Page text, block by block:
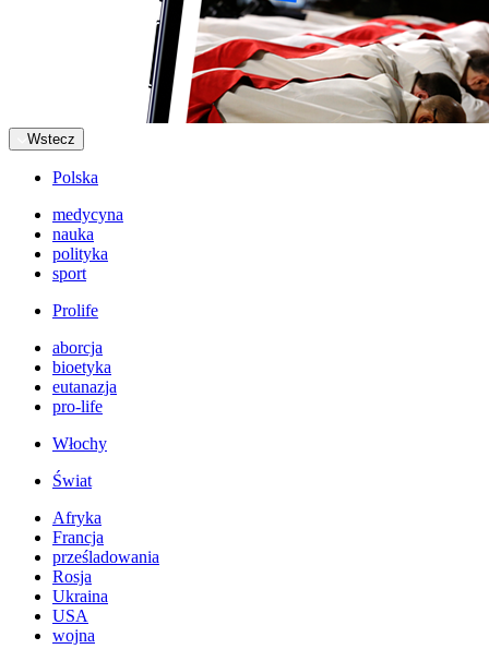
Wstecz
Polska
medycyna
nauka
polityka
sport
Prolife
aborcja
bioetyka
eutanazja
pro-life
Włochy
Świat
Afryka
Francja
prześladowania
Rosja
Ukraina
USA
wojna